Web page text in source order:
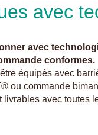
avec
avec
conformes.
équipés avec
ou commande
livrables avec toutes